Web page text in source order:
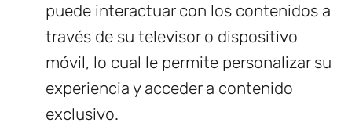
puede interactuar con los contenidos a
través de su televisor o dispositivo
móvil, lo cual le permite personalizar su
experiencia y acceder a contenido
exclusivo.